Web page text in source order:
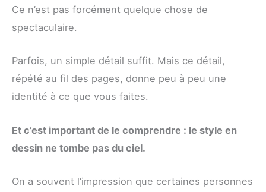
Ce n’est pas forcément quelque chose de
spectaculaire.
Parfois, un simple détail suffit. Mais ce détail,
répété au fil des pages, donne peu à peu une
identité à ce que vous faites.
Et c’est important de le comprendre : le style en
dessin ne tombe pas du ciel.
On a souvent l’impression que certaines personnes